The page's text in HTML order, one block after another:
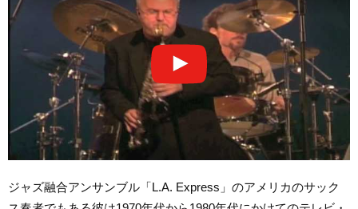
ジャズ融合アンサンブル「L.A. Express」のアメリカのサック